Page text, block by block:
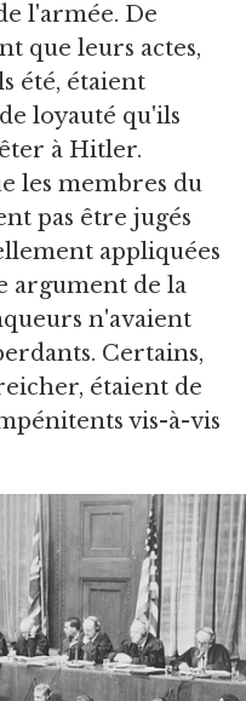
l'armée. De
que leurs actes,
été, étaient
loyauté qu'ils
à Hitler.
les membres du
pas être jugés
appliquées
argument de la
n'avaient
Certains,
étaient de
vis-à-vis